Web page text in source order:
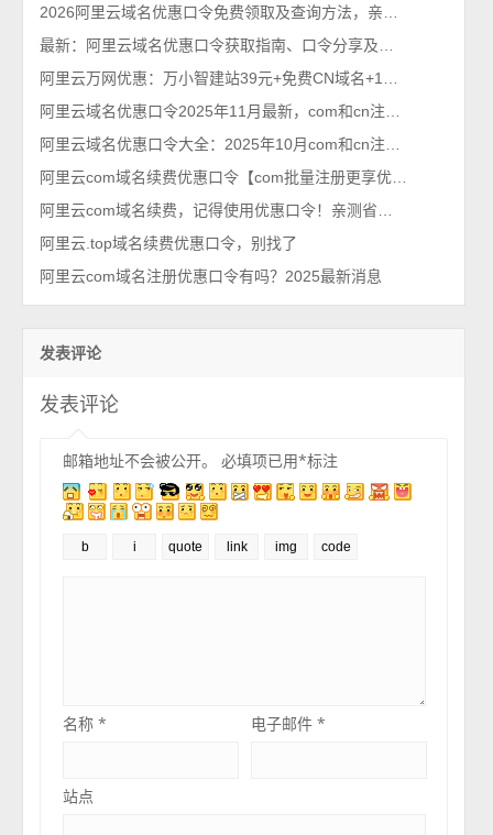
2026阿里云域名优惠口令免费领取及查询方法，亲测有效！
最新：阿里云域名优惠口令获取指南、口令分享及使用方法
阿里云万网优惠：万小智建站39元+免费CN域名+1元域名优惠活动
阿里云域名优惠口令2025年11月最新，com和cn注册和续费优惠口令大全
阿里云域名优惠口令大全：2025年10月com和cn注册和续费使用
阿里云com域名续费优惠口令【com批量注册更享优惠】亲测有效
阿里云com域名续费，记得使用优惠口令！亲测省钱！
阿里云.top域名续费优惠口令，别找了
阿里云com域名注册优惠口令有吗？2025最新消息
发表评论
发表评论
邮箱地址不会被公开。 必填项已用*标注
名称* 电子邮件*
站点